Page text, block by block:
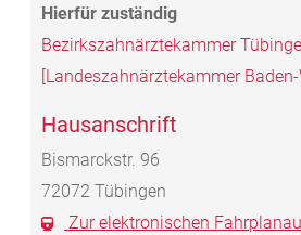
Bezirkszahnärztekammer
[Landeszahnärztekammer
Hausanschrift
Bismarckstr. 96
72072 Tübingen
Zur elektronischen